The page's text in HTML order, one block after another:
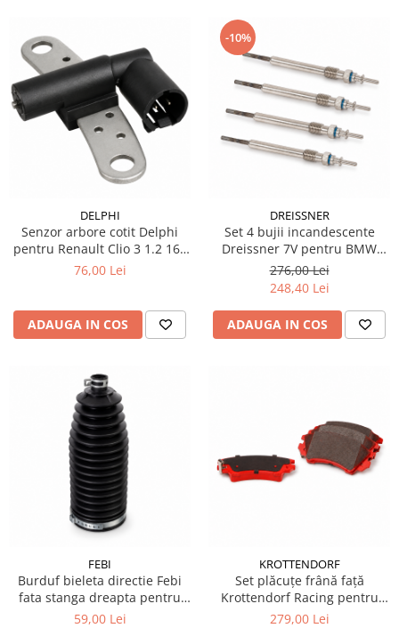
DELPHI
Senzor arbore cotit Delphi
pentru Renault Clio 3 1.2 16V
benzina
76,00 Lei
ADAUGA IN COS
-10%
DREISSNER
Set 4 bujii incandescente
Dreissner 7V pentru BMW
Seria 5 F10 / F11 diesel
276,00 Lei
248,40 Lei
ADAUGA IN COS
FEBI
Burduf bieleta directie Febi
fata stanga dreapta pentru
BMW Seria 5 G30 G31
59,00 Lei
KROTTENDORF
Set plăcuțe frână față
Krottendorf Racing pentru
Saab 9-5 YS3G
279,00 Lei